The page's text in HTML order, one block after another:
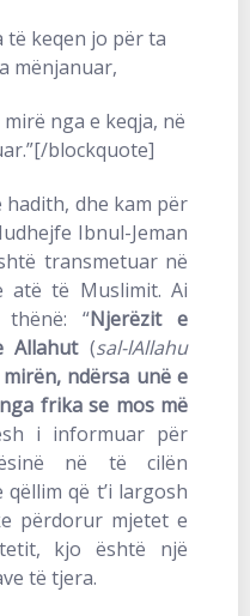
të keqen jo për ta
mënjanuar,
nga e keqja, në
blockquote]
dhe kam për
Ibnul-Jeman
transmetuar në
atë të Muslimit. Ai
“Njerëzit e
Allahut(sal-lAllahu
ndërsa unë e
frika se mos më
i informuar për
në të cilën
që t’i largosh
përdorur mjetet e
kjo është një
të tjera.